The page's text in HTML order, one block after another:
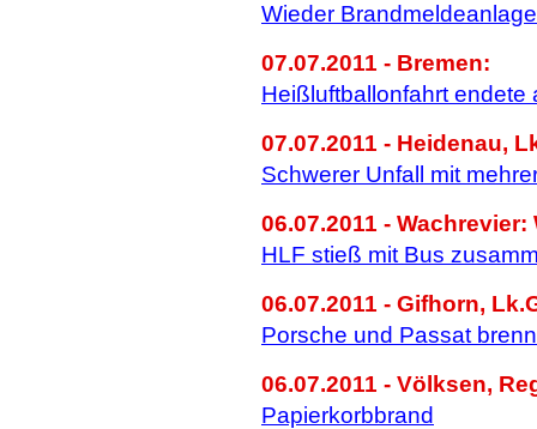
Wieder Brandmeldeanlage
07.07.2011 - Bremen:
Heißluftballonfahrt endete
07.07.2011 - Heidenau,
Schwerer Unfall mit
06.07.2011 -
HLF stieß mit Bus
06.07.2011 - Gifhorn,
Porsche und Passat
06.07.2011 - Völksen,
Papierkorbbrand